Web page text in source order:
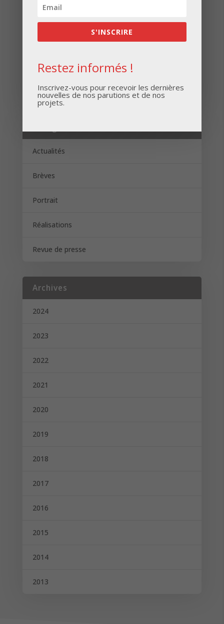
Actualités
Brèves
Portrait
Réalisations
Revue de presse
Archives
2024
2023
2022
2021
2020
2019
2018
2017
2016
2015
2014
2013
S'INSCRIRE
Restez informés !
Inscrivez-vous pour recevoir les dernières
nouvelles de nos parutions et de nos
projets.